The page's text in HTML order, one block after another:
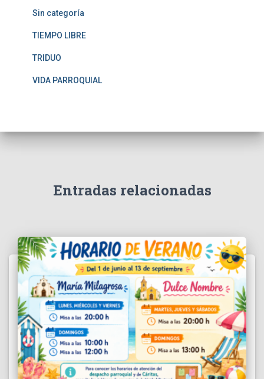
Sin categoría
TIEMPO LIBRE
TRIDUO
VIDA PARROQUIAL
Entradas relacionadas